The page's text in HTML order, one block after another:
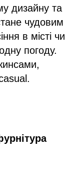
дизайну та
чудовим
в місті чи
погоду.